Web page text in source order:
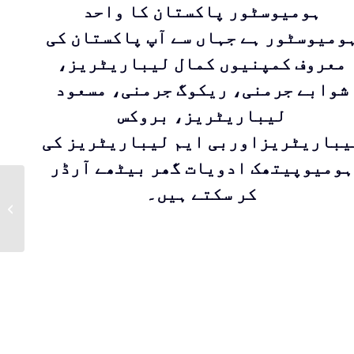
ہومیوسٹور پاکستان کا واحد
ہے جہاں سے آپ پاکستان کی
معروف کمپنیوں کمال لیباریٹریز،
شوابے جرمنی، ریکوگ جرمنی، مسعود
لیباریٹریز، بروکس
ایم لیباریٹریز کی
ہومیوپیتھک ادویات گھر بیٹھے آرڈر
کر سکتے ہیں۔